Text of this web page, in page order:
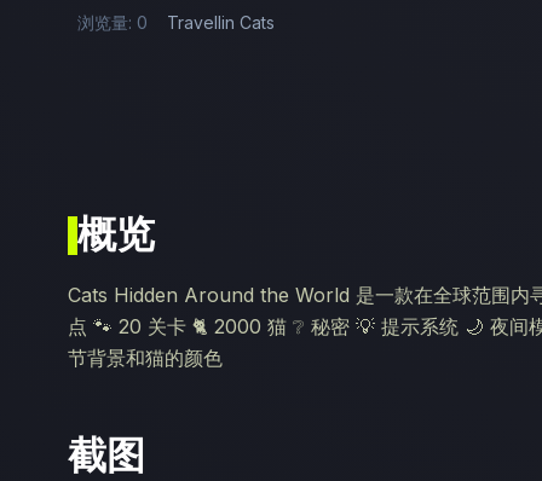
浏览量: 0 Travellin Cats
概览
Cats Hidden Around the World 是一款在全球范围内
点 🐾 20 关卡 🐈 2000 猫 ❔ 秘密 💡 提示系统 🌙 夜
节背景和猫的颜色
截图